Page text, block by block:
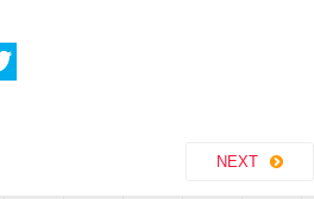
NEXT